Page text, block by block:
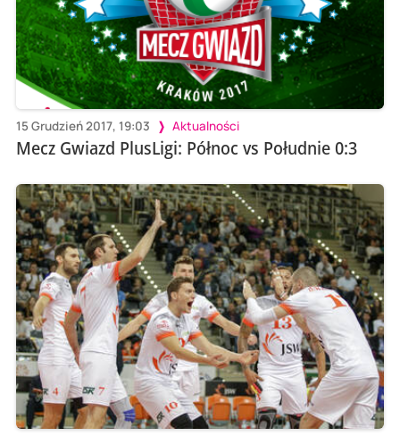
15 Grudzień 2017, 19:03 Aktualności
Mecz Gwiazd PlusLigi: Północ vs Południe 0:3